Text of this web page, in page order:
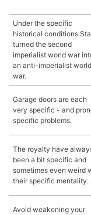
Under the specific
historical conditions
turned the second
imperialist world war
an anti-imperialist world
war.
Garage doors are each
very specific - and
specific problems.
The royalty have
been a bit specific and
sometimes even weird
their specific mentality.
Avoid weakening your